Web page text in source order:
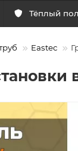
Тёплый пол
Eastec